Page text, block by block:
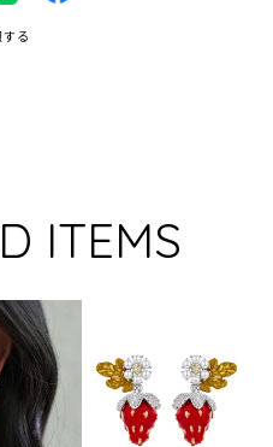
る
ITEMS